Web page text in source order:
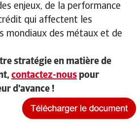
enjeux, de la performance
qui affectent les
mondiaux des métaux et de
stratégie en matière de
contactez-nous pour
d'avance !